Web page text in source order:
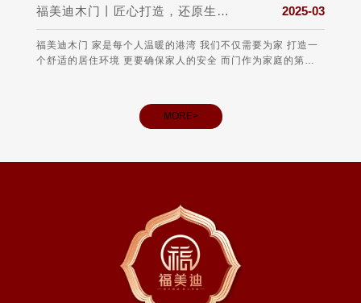
福美迪木门丨匠心打造，还原生活真实的本质 2025-03
福美迪木门 家是每个人温暖的港湾 我们不仅需要为家 打造一
个舒适的居住环境 更要确保家人的安全 而门作为家庭的第一
MORE>